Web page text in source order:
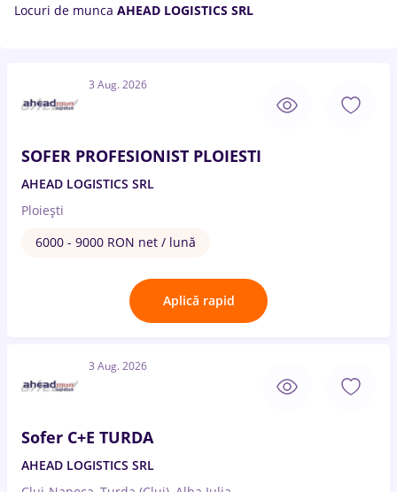
Locuri de munca AHEAD LOGISTICS SRL
3 Aug. 2026
SOFER PROFESIONIST PLOIESTI
AHEAD LOGISTICS SRL
Ploiești
6000 - 9000 RON net / lună
Aplică rapid
3 Aug. 2026
Sofer C+E TURDA
AHEAD LOGISTICS SRL